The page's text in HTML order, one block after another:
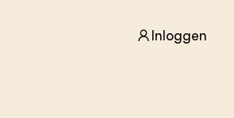
Inloggen